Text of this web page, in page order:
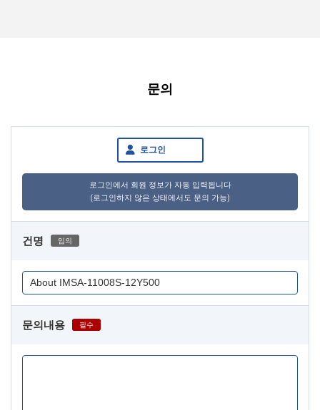
문의
로그인
로그인에서 회원 정보가 자동 입력됩니다
(로그인하지 않은 상태에서도 문의 가능)
건명 임의
문의내용 필수